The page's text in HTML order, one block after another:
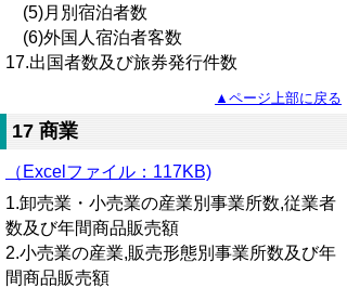
(5)月別宿泊者数
(6)外国人宿泊者客数
17.出国者数及び旅券発行件数
▲ページ上部に戻る
17 商業
（Excelファイル ： 117KB)
1.卸売業・小売業の産業別事業所数,従業者
数及び年間商品販売額
2.小売業の産業,販売形態別事業所数及び年
間商品販売額